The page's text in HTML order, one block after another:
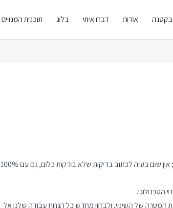
בקטנה אודות דברו איתי בלוג תוכנית המנויים
למרות כמה אילוצים של השפה, אין שום בעיה לכתוב קוד C בשפת Java; אין שום בעיה לכתוב בדיקות שלא בודקות כלום, גם עם 100%
הטכנולוגי.
המטרה של השינוי, ולבחון מחדש כל הנחת עבודה שלנו אל